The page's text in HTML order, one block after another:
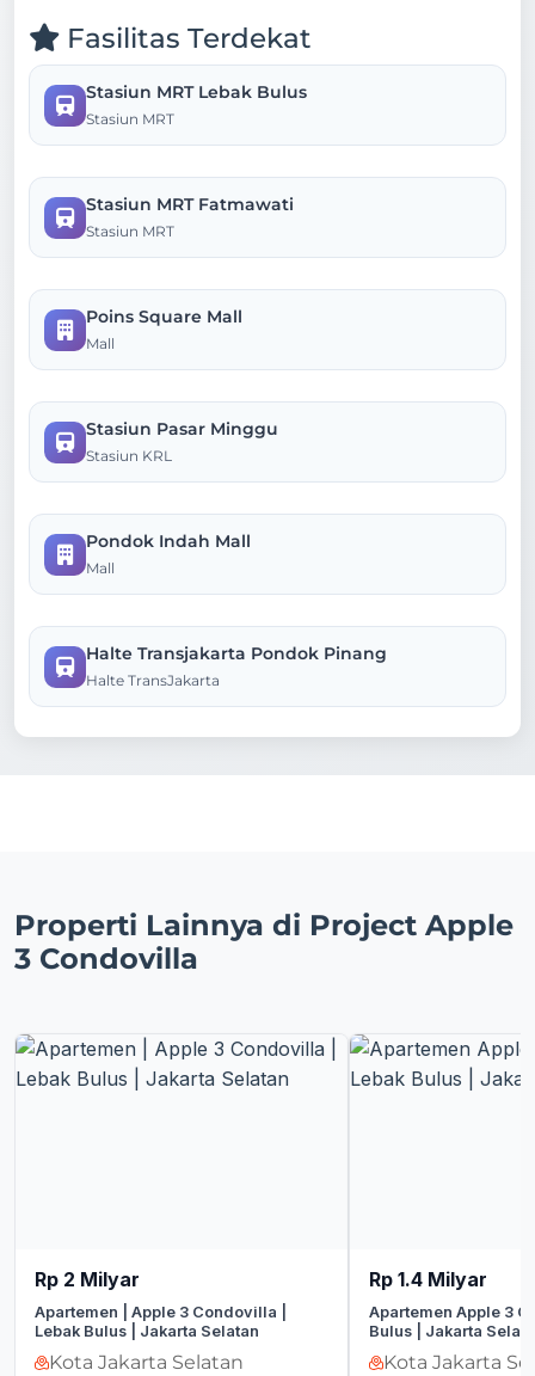
Fasilitas Terdekat
Stasiun MRT Lebak Bulus
Stasiun MRT
Stasiun MRT Fatmawati
Stasiun MRT
Poins Square Mall
Mall
Stasiun Pasar Minggu
Stasiun KRL
Pondok Indah Mall
Mall
Halte Transjakarta Pondok Pinang
Halte TransJakarta
Properti Lainnya di Project Apple
3 Condovilla
Rp 2 Milyar
Apartemen | Apple 3 Condovilla |
Lebak Bulus | Jakarta Selatan
Kota Jakarta Selatan
Rp 1.4 Milyar
Apartemen Apple 3
Bulus | Jakarta
Kota Jakarta